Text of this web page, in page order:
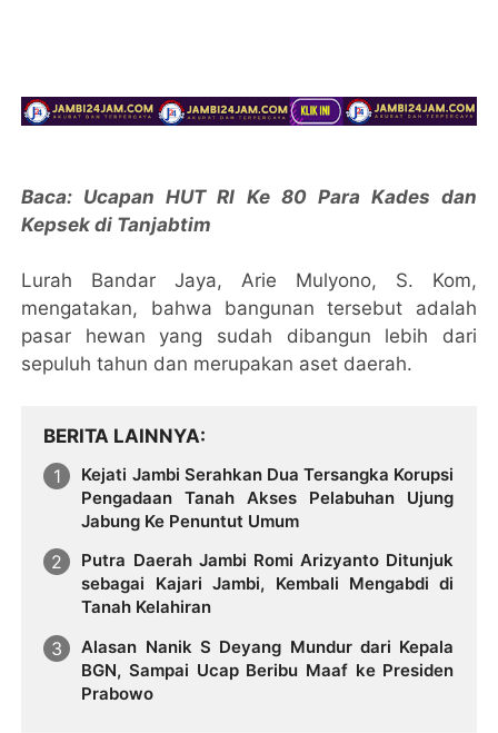
Baca: Ucapan HUT RI Ke 80 Para Kades dan
Kepsek di Tanjabtim
Lurah Bandar Jaya, Arie Mulyono, S. Kom,
mengatakan, bahwa bangunan tersebut adalah
pasar hewan yang sudah dibangun lebih dari
sepuluh tahun dan merupakan aset daerah.
BERITA LAINNYA
Kejati Jambi Serahkan Dua Tersangka Korupsi
Pengadaan Tanah Akses Pelabuhan Ujung
Jabung Ke Penuntut Umum
Putra Daerah Jambi Romi Arizyanto Ditunjuk
sebagai Kajari Jambi, Kembali Mengabdi di
Tanah Kelahiran
Alasan Nanik S Deyang Mundur dari Kepala
BGN, Sampai Ucap Beribu Maaf ke Presiden
Prabowo